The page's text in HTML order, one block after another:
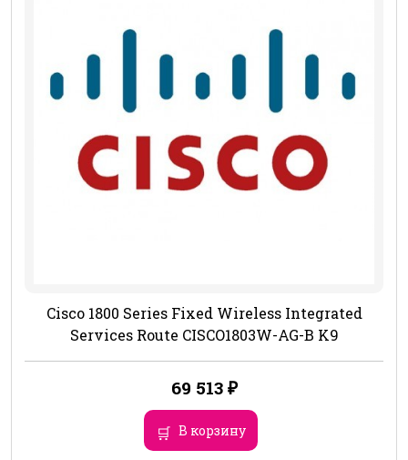
Cisco 1800 Series Fixed Wireless Integrated
Services Route CISCO1803W-AG-B K9
69 513 ₽
В корзину